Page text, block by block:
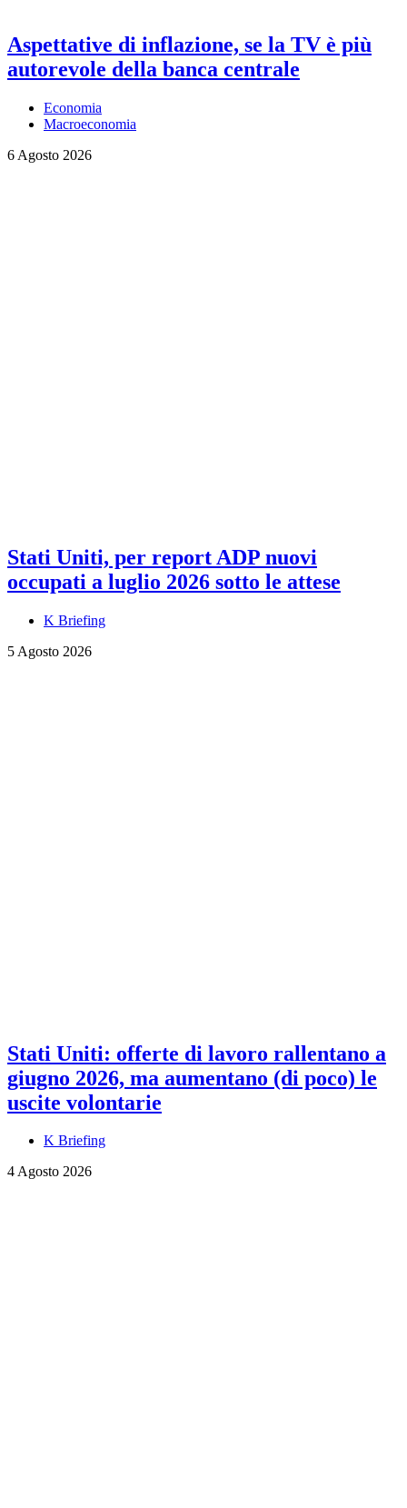
Aspettative di inflazione, se la TV è più
autorevole della banca centrale
Economia
Macroeconomia
6 Agosto 2026
Stati Uniti, per report ADP nuovi
occupati a luglio 2026 sotto le attese
K Briefing
5 Agosto 2026
Stati Uniti: offerte di lavoro rallentano a
giugno 2026, ma aumentano (di poco) le
uscite volontarie
K Briefing
4 Agosto 2026